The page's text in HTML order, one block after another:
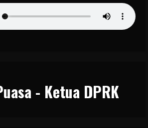
- Ketua DPRK